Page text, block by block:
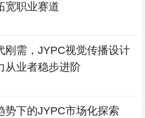
宽职业赛道
刚需，JYPC视觉传播设计
从业者稳步进阶
势下的JYPC市场化探索